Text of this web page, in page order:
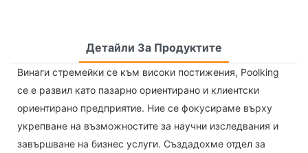
Детайли За Продуктите
Винаги стремейки се към високи постижения, Poolking
се е развил като пазарно ориентирано и клиентски
ориентирано предприятие. Ние се фокусираме върху
укрепване на възможностите за научни изследвания и
завършване на бизнес услуги. Създадохме отдел за